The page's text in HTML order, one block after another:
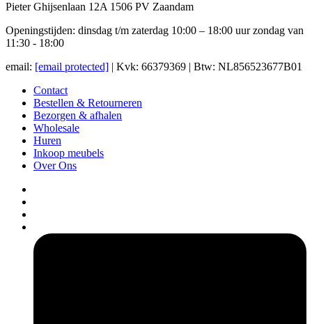
Pieter Ghijsenlaan 12A 1506 PV Zaandam
Openingstijden: dinsdag t/m zaterdag 10:00 – 18:00 uur zondag van
11:30 - 18:00
email: [email protected] | Kvk: 66379369 | Btw: NL856523677B01
Contact
Bestellen & Retourneren
Bezorgen & afhalen
Wholesale
Huren
Inkoop meubels
Over Ons